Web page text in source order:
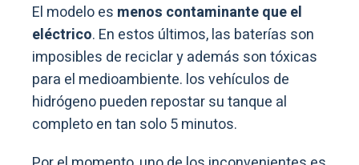
El modelo es menos contaminante que el
eléctrico. En estos últimos, las baterías son
imposibles de reciclar y además son tóxicas
para el medioambiente. los vehículos de
hidrógeno pueden repostar su tanque al
completo en tan solo 5 minutos.